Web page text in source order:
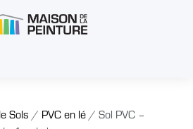
Sols / PVC en lé / Sol PVC –